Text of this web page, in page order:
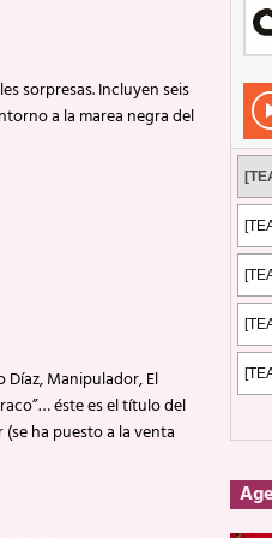
REPORTAJES
sorpresas. Incluyen seis
a la marea negra del
Manipulador, El
éste es el título del
ha puesto a la venta